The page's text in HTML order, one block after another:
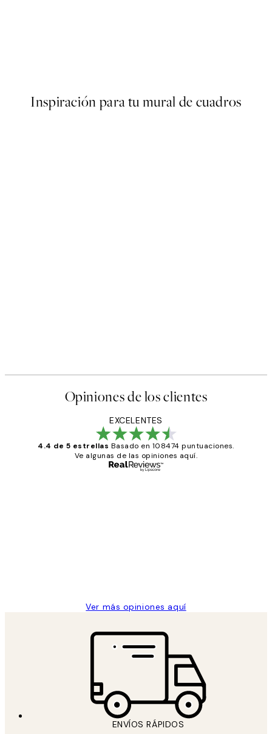
Inspiración para tu mural de cuadros
Opiniones de los clientes
EXCELENTES
4.4 de 5 estrellas Basado en 108474 puntuaciones.
Ve algunas de las opiniones aquí.
Ver más opiniones aquí
ENVÍOS RÁPIDOS